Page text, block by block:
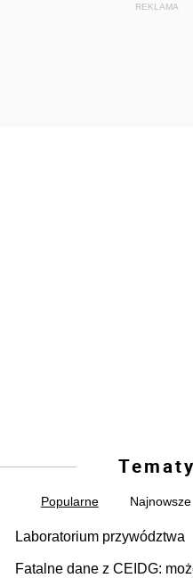
REKLAMA
Tematy
Popularne Najnowsze
Laboratorium przywództwa
Fatalne dane z CEIDG: